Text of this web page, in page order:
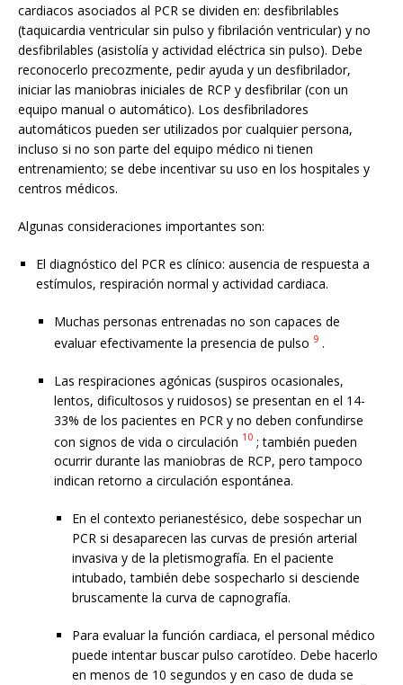
cardiacos asociados al PCR se dividen en: desfibrilables
(taquicardia ventricular sin pulso y fibrilación ventricular) y no
desfibrilables (asistolía y actividad eléctrica sin pulso). Debe
reconocerlo precozmente, pedir ayuda y un desfibrilador,
iniciar las maniobras iniciales de RCP y desfibrilar (con un
equipo manual o automático). Los desfibriladores
automáticos pueden ser utilizados por cualquier persona,
incluso si no son parte del equipo médico ni tienen
entrenamiento; se debe incentivar su uso en los hospitales y
centros médicos.
Algunas consideraciones importantes son:
El diagnóstico del PCR es clínico: ausencia de respuesta a
estímulos, respiración normal y actividad cardiaca.
Muchas personas entrenadas no son capaces de
evaluar efectivamente la presencia de pulso 9 .
Las respiraciones agónicas (suspiros ocasionales,
lentos, dificultosos y ruidosos) se presentan en el 14-
33% de los pacientes en PCR y no deben confundirse
con signos de vida o circulación 10 ; también pueden
ocurrir durante las maniobras de RCP, pero tampoco
indican retorno a circulación espontánea.
En el contexto perianestésico, debe sospechar un
PCR si desaparecen las curvas de presión arterial
invasiva y de la pletismografía. En el paciente
intubado, también debe sospecharlo si desciende
bruscamente la curva de capnografía.
Para evaluar la función cardiaca, el personal médico
puede intentar buscar pulso carotídeo. Debe hacerlo
en menos de 10 segundos y en caso de duda se